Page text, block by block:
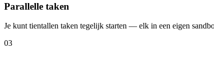
Parallelle taken
Je kunt tientallen taken tegelijk starten — elk in een eigen
03